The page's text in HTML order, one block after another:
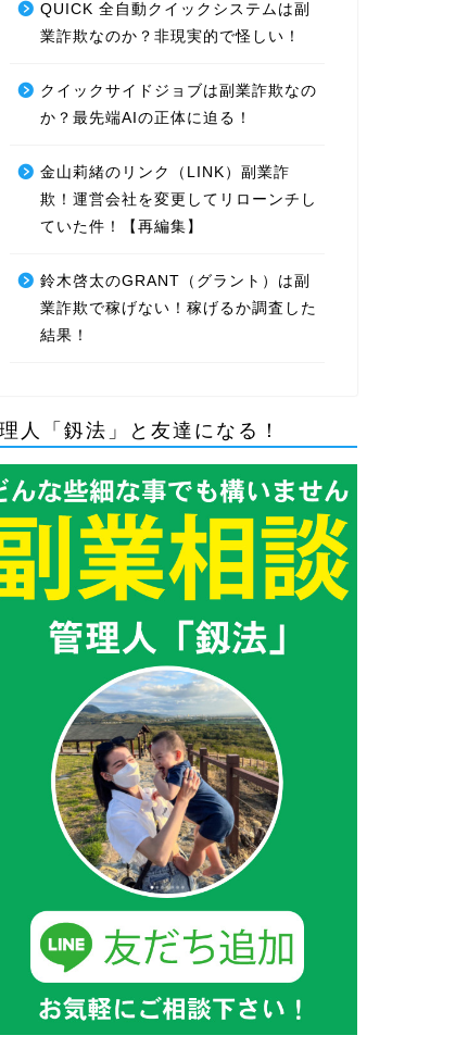
QUICK 全自動クイックシステムは副
業詐欺なのか？非現実的で怪しい！
クイックサイドジョブは副業詐欺なの
か？最先端AIの正体に迫る！
金山莉緒のリンク（LINK）副業詐
欺！運営会社を変更してリローンチし
ていた件！【再編集】
鈴木啓太のGRANT（グラント）は副
業詐欺で稼げない！稼げるか調査した
結果！
人「釼法」と友達になる！